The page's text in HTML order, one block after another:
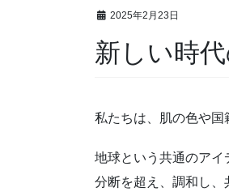
2025年2月23日
新しい時
私たちは、肌の色や国
地球という共通のアイ
分断を超え、調和し、